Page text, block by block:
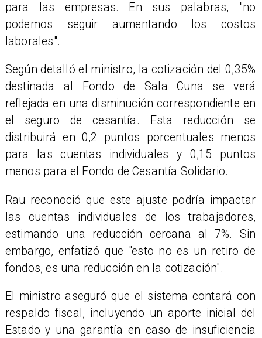
para las empresas. En sus palabras, "no
podemos seguir aumentando los costos
laborales".
Según detalló el ministro, la cotización del 0,35%
destinada al Fondo de Sala Cuna se verá
reflejada en una disminución correspondiente en
el seguro de cesantía. Esta reducción se
distribuirá en 0,2 puntos porcentuales menos
para las cuentas individuales y 0,15 puntos
menos para el Fondo de Cesantía Solidario.
Rau reconoció que este ajuste podría impactar
las cuentas individuales de los trabajadores,
estimando una reducción cercana al 7%. Sin
embargo, enfatizó que "esto no es un retiro de
fondos, es una reducción en la cotización".
El ministro aseguró que el sistema contará con
respaldo fiscal, incluyendo un aporte inicial del
Estado y una garantía en caso de insuficiencia